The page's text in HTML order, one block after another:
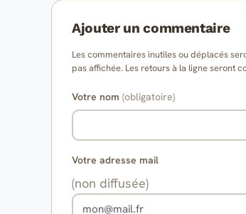
Ajouter un commentaire
Les commentaires inutiles ou déplacés
pas affichée. Les retours à la ligne seront
Votre nom (obligatoire)
Votre adresse mail
(non diffusée)